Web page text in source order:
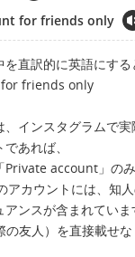
for friends only
直訳的に英語にする
friends only
、インスタグラムで
あれば、
Private account」のみ
アカウントには、知
アンスが含まれていま
友人）を直接載せな